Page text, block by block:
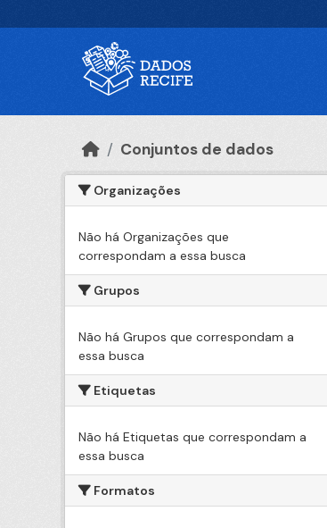
Conjuntos de dados
Organizações
Não há Organizações que
correspondam a essa busca
Grupos
Não há Grupos que correspondam a
essa busca
Etiquetas
Não há Etiquetas que correspondam a
essa busca
Formatos